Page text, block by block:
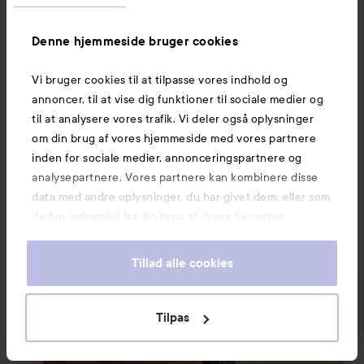
Denne hjemmeside bruger cookies
Vi bruger cookies til at tilpasse vores indhold og
annoncer, til at vise dig funktioner til sociale medier og
til at analysere vores trafik. Vi deler også oplysninger
om din brug af vores hjemmeside med vores partnere
inden for sociale medier, annonceringspartnere og
analysepartnere. Vores partnere kan kombinere disse
data med andre oplysninger, du har givet dem, eller som
de har indsamlet fra din brug af deres tjenester.
Tillad alle cookies
Tilpas
kun ét lag er nok! 🌟 Jeg ved ikke, hvilken magi der er i
hvilket fortæller mig, at det virkelig er et produkt, der har
en effekt. 🤝🏼
Jeg har også fået andre produkter fra mærket til test, så
gå ind og læs, hvad jeg synes om deres balm-
renseprodukt og toner pads!
#lykoinflutester #no7